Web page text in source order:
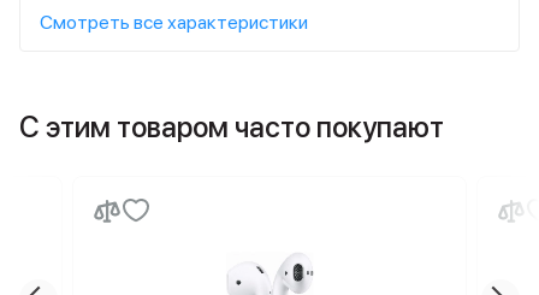
Смотреть все характеристики
С этим товаром часто покупают